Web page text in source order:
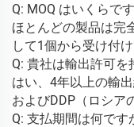
Q: MOQ はいくらで
ほとんどの製品は完
して1個から受け付
Q: 貴社は輸出許可を
はい、4年以上の輸
およびDDP（ロシア
Q: 支払期間は何です